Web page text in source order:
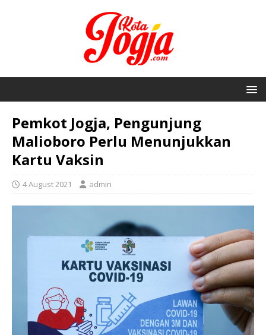
Pemkot Jogja, Pengunjung
Malioboro Perlu Menunjukkan
Kartu Vaksin
4 August 2021 admin